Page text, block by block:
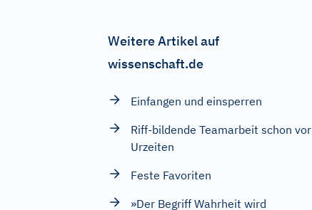
Weitere Artikel auf
wissenschaft.de
Einfangen und einsperren
Riff-bildende Teamarbeit schon vor
Urzeiten
Feste Favoriten
»Der Begriff Wahrheit wird